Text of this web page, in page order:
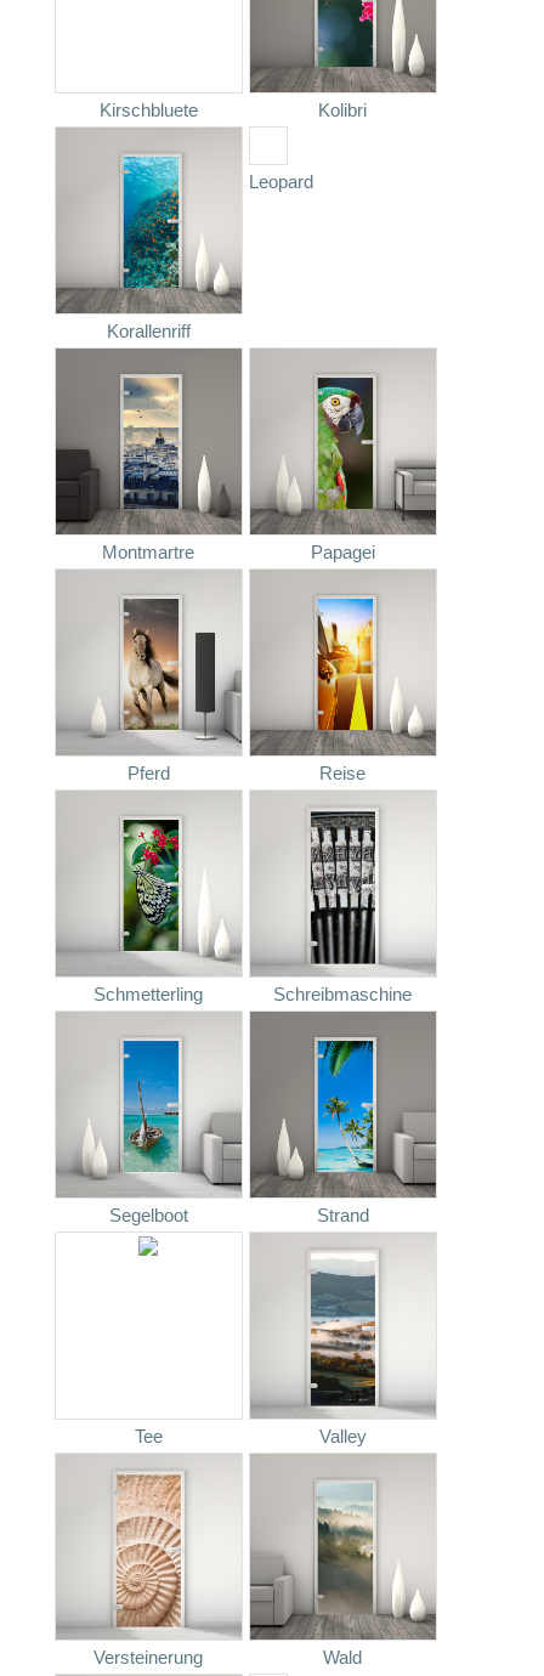
Kirschbluete Kolibri
Korallenriff
Leopard
Montmartre Papagei
Pferd Reise
Schmetterling Schreibmaschine
Segelboot Strand
Tee Valley
Versteinerung Wald